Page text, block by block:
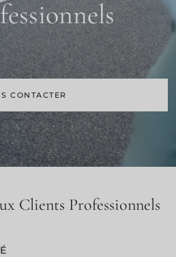
CONTACTER
Clients Professionnels